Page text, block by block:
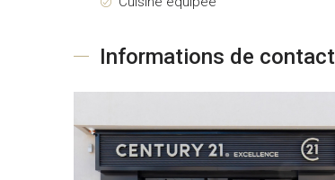
Informations de contact